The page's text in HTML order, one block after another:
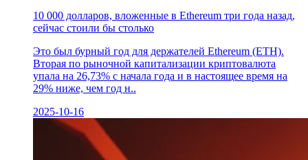
10 000 долларов, вложенные в Ethereum три года назад,
сейчас стоили бы столько
Это был бурный год для держателей Ethereum (ETH).
Вторая по рыночной капитализации криптовалюта
упала на 26,73% с начала года и в настоящее время на
29% ниже, чем год н..
2025-10-16